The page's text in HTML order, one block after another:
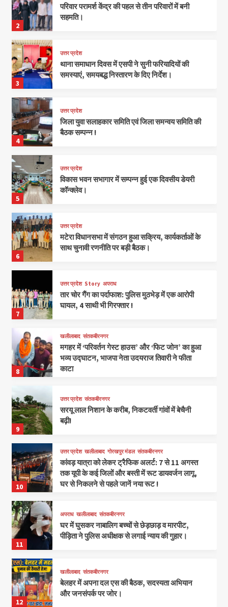
2
परिवार परामर्श केंद्र की पहल से तीन परिवारों में बनी
सहमति।
3
उत्तर प्रदेश
थाना समाधान दिवस में एसपी ने सुनी फरियादियों की
समस्याएं, समयबद्ध निस्तारण के दिए निर्देश।
4
उत्तर प्रदेश
जिला युवा सलाहकार समिति एवं जिला समन्वय समिति की
बैठक सम्पन्न !
5
उत्तर प्रदेश
विकास भवन सभागार में सम्पन्न हुई एक दिवसीय डेयरी
कॉन्क्लेव।
6
उत्तर प्रदेश
मटेरा विधानसभा में संगठन हुआ सक्रिय, कार्यकर्ताओं के
साथ चुनावी रणनीति पर बड़ी बैठक।
7
उत्तर प्रदेश Story अपराध
तार चोर गैंग का पर्दाफाश: पुलिस मुठभेड़ में एक आरोपी
घायल, 4 साथी भी गिरफ्तार !
8
खलीलाबाद संतकबीरनगर
मगहर में ‘परिवर्तन गेस्ट हाउस’ और ‘फिट जोन’ का हुआ
भव्य उद्घाटन, भाजपा नेता उदयराज तिवारी ने फीता
काटा
9
उत्तर प्रदेश संतकबीरनगर
सरयू लाल निशान के करीब, निकटवर्ती गांवों में बेचैनी
बढ़ी!
10
उत्तर प्रदेश खलीलाबाद गोरखपुर मंडल संतकबीरनगर
कांवड़ यात्रा को लेकर ट्रैफिक अलर्ट: 7 से 11 अगस्त
तक यूपी के कई जिलों और बस्ती में रूट डायवर्जन लागू,
घर से निकलने से पहले जानें नया रूट !
11
अपराध खलीलाबाद संतकबीरनगर
घर में घुसकर नाबालिग बच्चों से छेड़छाड़ व मारपीट,
पीड़िता ने पुलिस अधीक्षक से लगाई न्याय की गुहार।
12
खलीलाबाद संतकबीरनगर
बेलहर में अपना दल एस की बैठक, सदस्यता अभियान
और जनसंपर्क पर जोर।